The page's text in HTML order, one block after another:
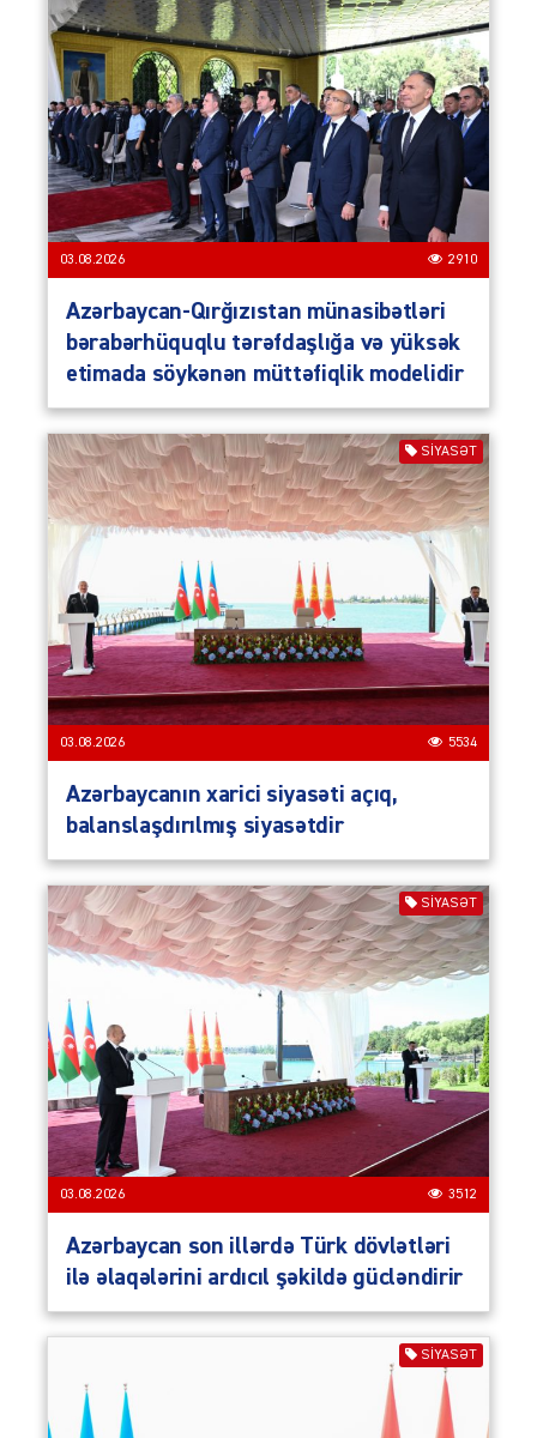
03.08.2026 2910
Azərbaycan-Qırğızıstan münasibətləri
bərabərhüquqlu tərəfdaşlığa və yüksək
etimada söykənən müttəfiqlik modelidir
SIYASƏT
03.08.2026 5534
Azərbaycanın xarici siyasəti açıq,
balanslaşdırılmış siyasətdir
SIYASƏT
03.08.2026 3512
Azərbaycan son illərdə Türk dövlətləri
ilə əlaqələrini ardıcıl şəkildə gücləndirir
SIYASƏT